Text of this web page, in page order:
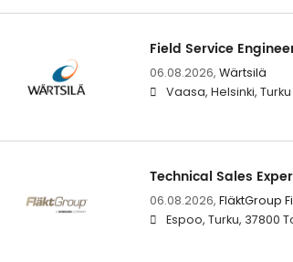
Field Service
06.08.2026, Wärtsilä
Vaasa, Helsinki, Turku
Technical Sales
06.08.2026, FläktGroup
Espoo, Turku, 37800